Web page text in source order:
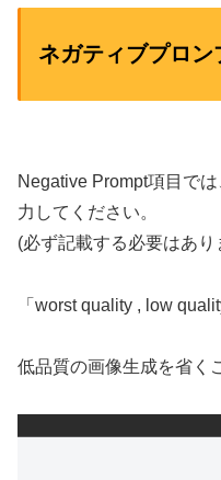
ネガティブプロン
Negative Prompt項目で
力してください。
(必ず記載する必要はあり
「worst quality , low
低品質の画像生成を省く